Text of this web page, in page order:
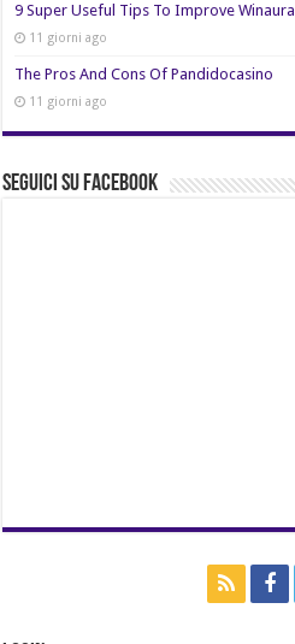
9 Super Useful Tips To Improve Winaura
11 giorni ago
The Pros And Cons Of Pandidocasino
11 giorni ago
Seguici su Facebook